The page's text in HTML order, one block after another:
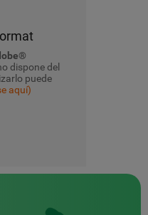
dispone del
puede
aquí)